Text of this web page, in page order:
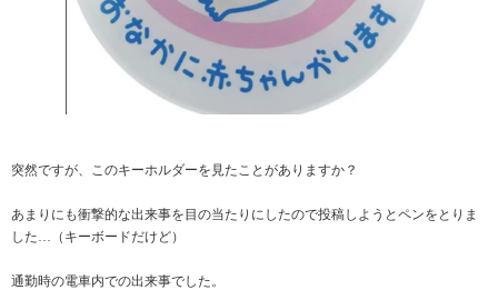
突然ですが、このキーホルダーを見たことがありますか？
あまりにも衝撃的な出来事を目の当たりにしたので投稿しようとペンをとりま
した…（キーボードだけど）
通勤時の電車内での出来事でした。